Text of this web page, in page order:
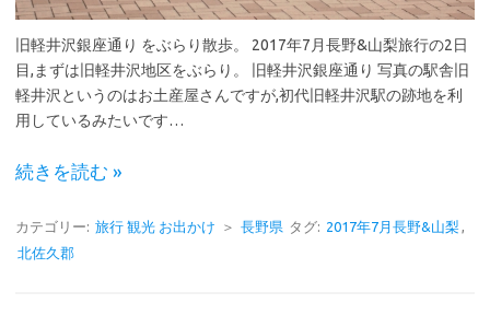
旧軽井沢銀座通り をぶらり散歩。 2017年7月長野&山梨旅行の2日
目,まずは旧軽井沢地区をぶらり。 旧軽井沢銀座通り 写真の駅舎旧
軽井沢というのはお土産屋さんですが,初代旧軽井沢駅の跡地を利
用しているみたいです…
続きを読む »
カテゴリー: 旅行 観光 お出かけ ＞ 長野県 タグ: 2017年7月長野&山梨
北佐久郡